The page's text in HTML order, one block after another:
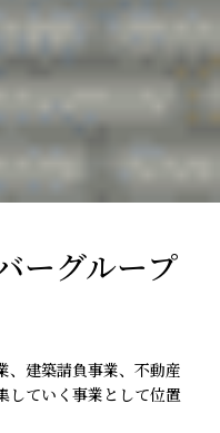
ーグループ
、建築請負事業、不動産
していく事業として位置